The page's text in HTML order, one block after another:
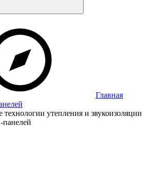
Главная
утепления и звукоизоляции